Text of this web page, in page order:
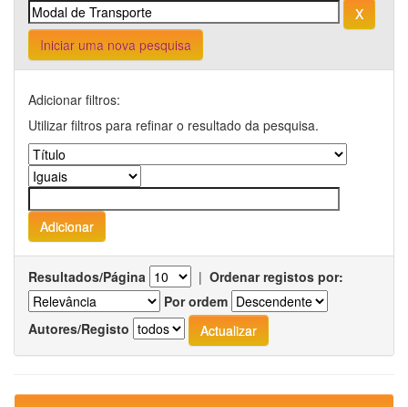
Iniciar uma nova pesquisa
Adicionar filtros:
Utilizar filtros para refinar o resultado da pesquisa.
Resultados/Página | Ordenar registos por:
Por ordem
Autores/Registo